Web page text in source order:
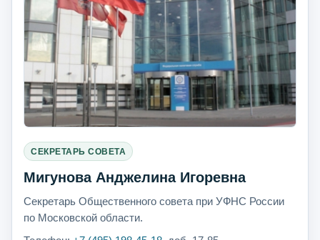
СЕКРЕТАРЬ СОВЕТА
Мигунова Анджелина Игоревна
Секретарь Общественного совета при УФНС России
по Московской области.